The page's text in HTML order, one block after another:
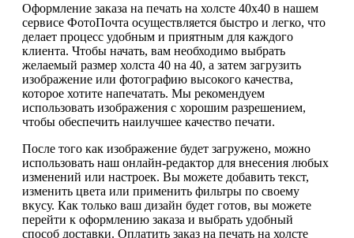
Оформление заказа на печать на холсте 40х40 в нашем
сервисе ФотоПочта осуществляется быстро и легко, что
делает процесс удобным и приятным для каждого
клиента. Чтобы начать, вам необходимо выбрать
желаемый размер холста 40 на 40, а затем загрузить
изображение или фотографию высокого качества,
которое хотите напечатать. Мы рекомендуем
использовать изображения с хорошим разрешением,
чтобы обеспечить наилучшее качество печати.
После того как изображение будет загружено, можно
использовать наш онлайн-редактор для внесения любых
изменений или настроек. Вы можете добавить текст,
изменить цвета или применить фильтры по своему
вкусу. Как только ваш дизайн будет готов, вы можете
перейти к оформлению заказа и выбрать удобный
способ доставки. Оплатить заказ на печать на холсте